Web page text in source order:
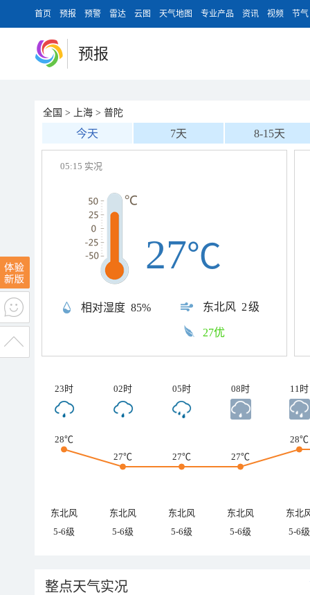
首页 预报 预警 雷达 云图 天气地图 专业产品 资讯 视频 节气
预报
全国 > 上海 > 普陀
今天 7天 8-15天
05:15 实况
相对湿度 85% 东北风 2级
27℃
27优
23时 02时 05时 08时 11时
28℃
27℃
27℃ 27℃
28℃
东北风 东北风 东北风 东北风
东北
5-6级
5-6级 5-6级 5-6级 5-6级
整点天气实况